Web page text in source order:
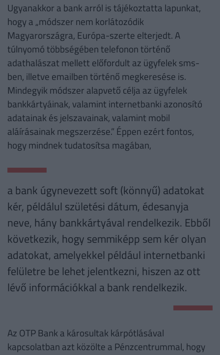
Ugyanakkor a bank arról is tájékoztatta lapunkat,
hogy a „módszer nem korlátozódik
Magyarországra, Európa-szerte elterjedt. A
túlnyomó többségében telefonon történő
adathalászat mellett előfordult az ügyfelek sms-
ben, illetve emailben történő megkeresése is.
Mindegyik módszer alapvető célja az ügyfelek
bankkártyáinak, valamint internetbanki azonosító
adatainak és jelszavainak, valamint mobil
aláírásainak megszerzése.” Éppen ezért fontos,
hogy mindnek tudatosítsa magában,
a bank úgynevezett soft (könnyű) adatokat
kér, példálul születési dátum, édesanyja
neve, hány bankkártyával rendelkezik. Ebből
következik, hogy semmiképp sem kér olyan
adatokat, amelyekkel például internetbanki
felületre be lehet jelentkezni, hiszen az ott
lévő információkkal a bank rendelkezik.
Az OTP Bank a károsultak kárpótlásával
kapcsolatban azt közölte a Pénzcentrummal, hogy